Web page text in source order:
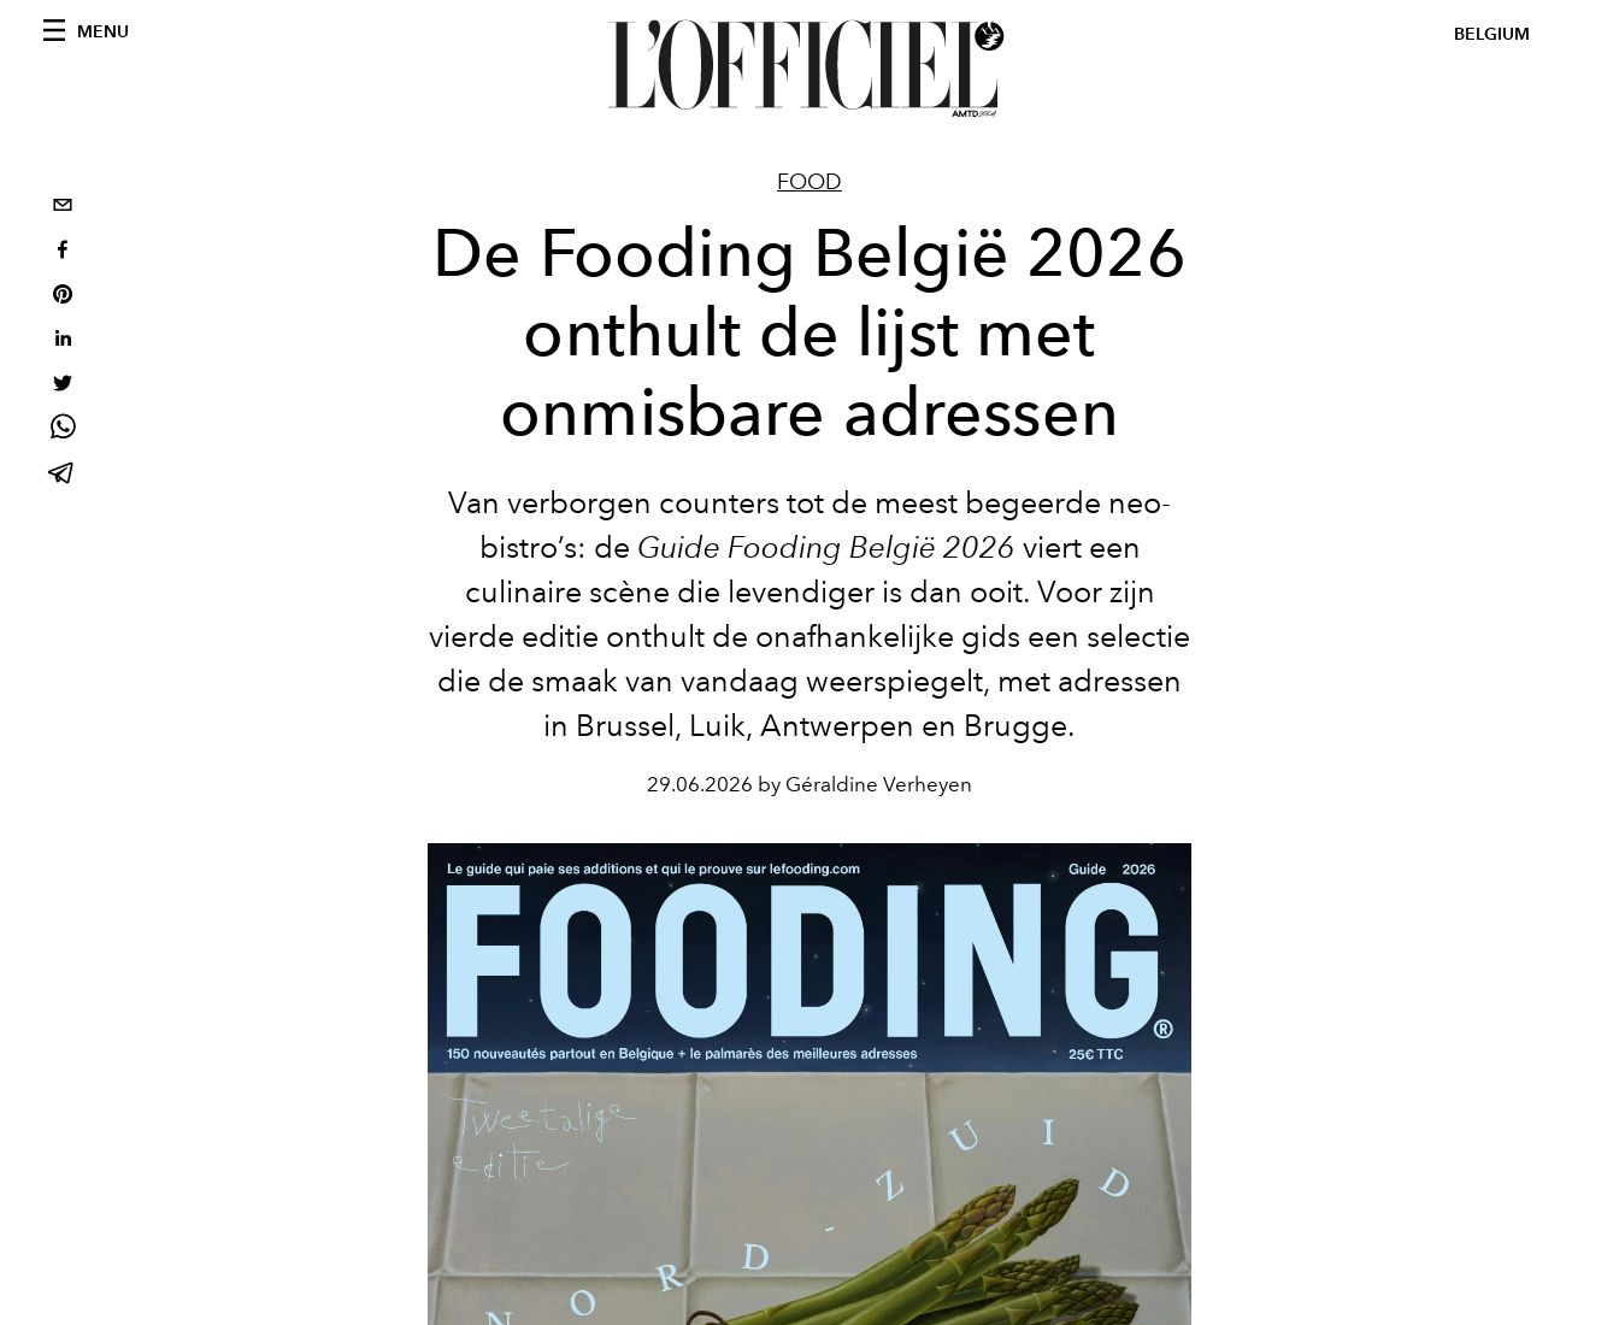
MENU BELGIUM
FOOD
De Fooding België 2026
onthult de lijst met
onmisbare adressen
Van verborgen counters tot de meest begeerde neo-
bistro’s: de Guide Fooding België 2026 viert een
culinaire scène die levendiger is dan ooit. Voor zijn
vierde editie onthult de onafhankelijke gids een selectie
die de smaak van vandaag weerspiegelt, met adressen
in Brussel, Luik, Antwerpen en Brugge.
29.06.2026 by Géraldine Verheyen